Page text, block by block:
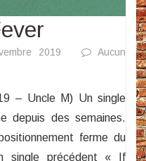
2019
Aucun
– Uncle M) Un single
depuis des semaines.
ferme du
single précédent « If